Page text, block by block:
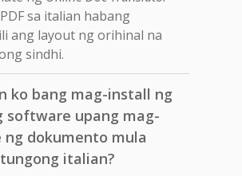
sa italian habang
ang layout ng orihinal na
sindhi.
ko bang mag-install ng
software upang mag-
dokumento mula
italian?